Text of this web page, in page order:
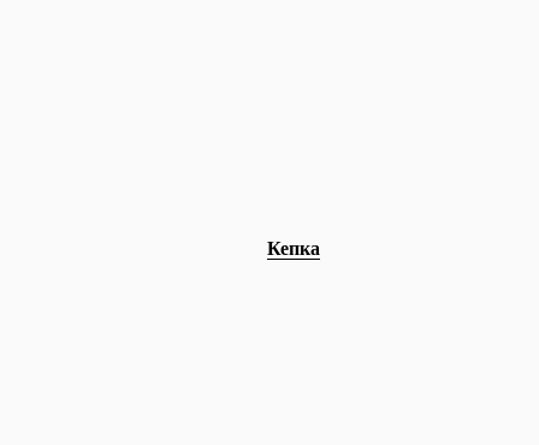
Кепка